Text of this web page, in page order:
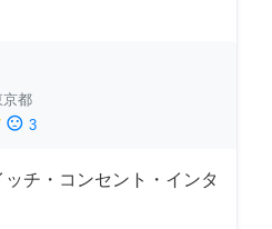
京都
sentiment_dissatisfied 3
チ・コンセント・インタ